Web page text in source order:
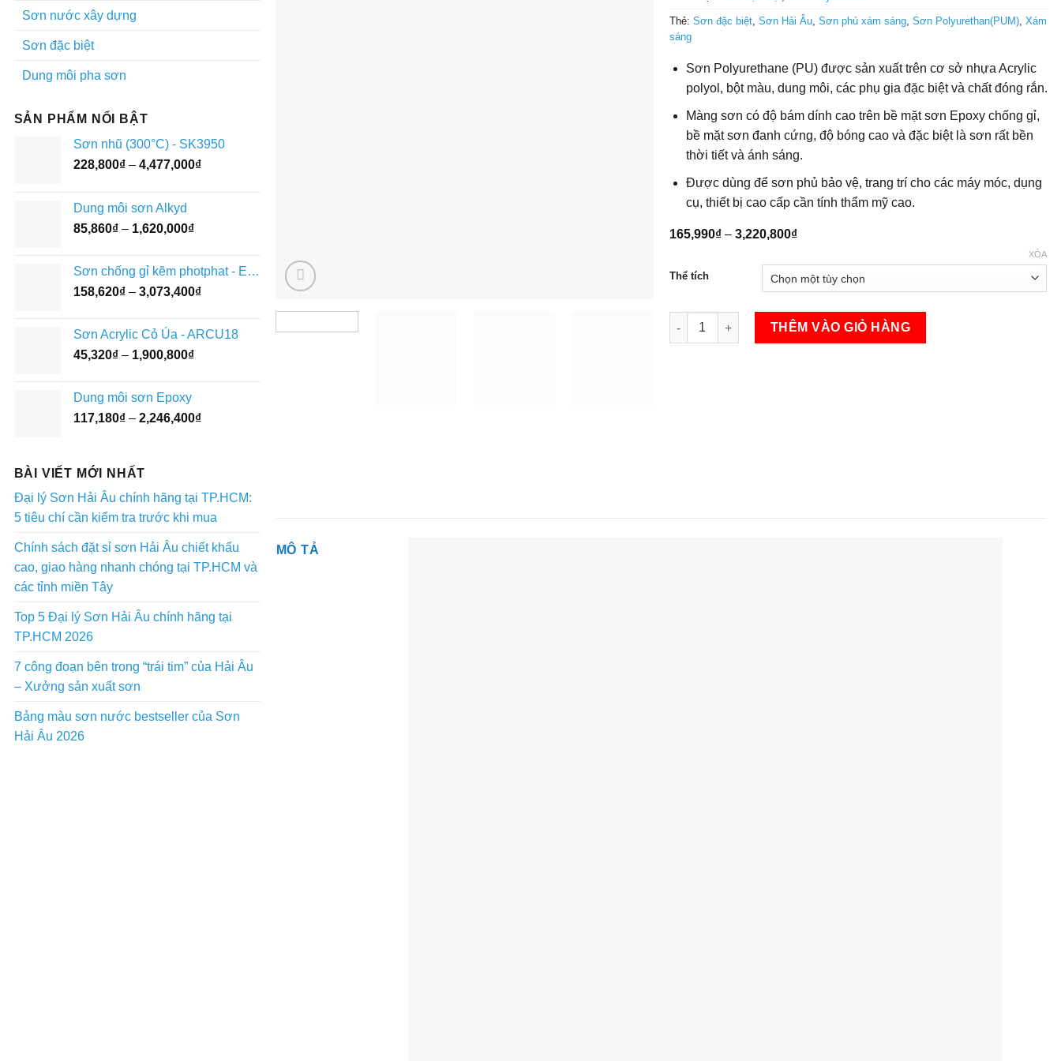
Sơn nước xây dựng
Sơn đặc biệt
Dung môi pha sơn
SẢN PHẨM NỔI BẬT
Sơn nhũ (300°C) - SK3950
228,800₫ – 4,477,000₫Khoảng
Dung môi sơn Alkyd
85,860₫ – 1,620,000₫Khoảng
85,860₫
đến
Sơn chống gỉ kẽm photphat - EP2702
158,620₫ – 3,073,400₫Khoảng
158,620₫
Sơn Acrylic Cỏ Úa - ARCU18
45,320₫ – 1,900,800₫Khoảng
đến
Dung môi sơn Epoxy
117,180₫ – 2,246,400₫Khoảng
2,246,400₫
BÀI VIẾT MỚI NHẤT
Đại lý Sơn Hải Âu chính hãng tại TP.HCM:
5 tiêu chí cần kiểm tra trước khi mua
Chính sách đặt sỉ sơn Hải Âu chiết khấu
cao, giao hàng nhanh chóng tại TP.HCM và
các tỉnh miền Tây
Top 5 Đại lý Sơn Hải Âu chính hãng tại
TP.HCM 2026
7 công đoạn bên trong “trái tim” của Hải Âu
– Xưởng sản xuất sơn
Bảng màu sơn nước bestseller của Sơn
Hải Âu 2026
Thẻ: Sơn đặc biệt, Sơn Hải Âu, Sơn phủ xám sáng, Sơn Polyurethan(PUM), Xám
sáng
Sơn Polyurethane (PU) được sản xuất trên cơ sở nhựa Acrylic
polyol, bột màu, dung môi, các phụ gia đặc biệt và chất đóng rắn.
Màng sơn có độ bám dính cao trên bề mặt sơn Epoxy chống gỉ,
bề mặt sơn đanh cứng, độ bóng cao và đặc biệt là sơn rất bền
thời tiết và ánh sáng.
Được dùng để sơn phủ bảo vệ, trang trí cho các máy móc, dụng
cụ, thiết bị cao cấp cần tính thẩm mỹ cao.
165,990₫ – 3,220,800₫Khoảng
đến
3,220,800₫
Thể tích
XÓA
Sơn phủ xám sáng - PUM752 số lượng
THÊM VÀO GIỎ HÀNG
MÔ TẢ